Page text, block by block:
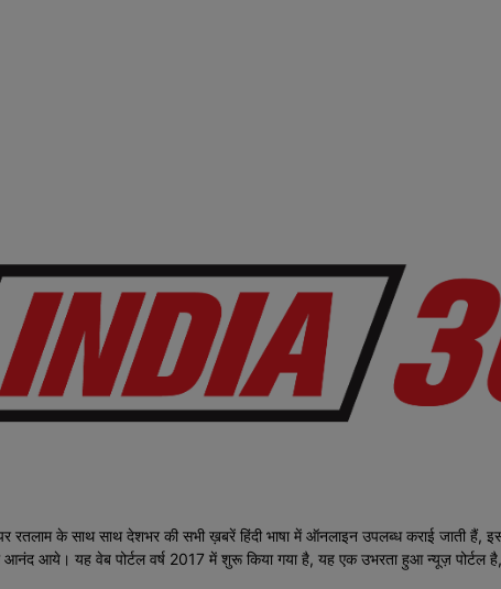
के साथ साथ देशभर की सभी ख़बरें हिंदी भाषा में ऑनलाइन उपलब्ध कराई जाती हैं,
आये। यह वेब पोर्टल वर्ष 2017 में शुरू किया गया है, यह एक उभरता हुआ न्यूज़ पोर्टल